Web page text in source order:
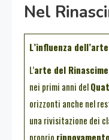
Nel
L’influenza
L’arte del
nei primi anni del
orizzonti anche nel
una rivisitazione dei
proprio